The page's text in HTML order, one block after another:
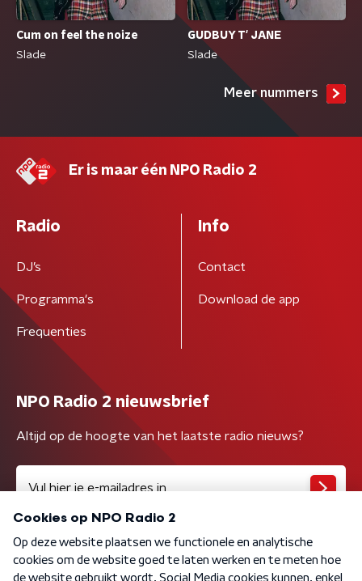
Cum on feel the noize
Slade
GUDBUY T' JANE
Slade
Meer nummers
Er is maar één NPO Radio 2
Radio
DJ’s
Programma's
Frequenties
Info
Contact
Download de app
NPO Radio 2 nieuwsbrief
Altijd op de hoogte van het laatste radio nieuws?